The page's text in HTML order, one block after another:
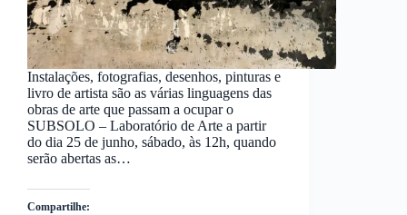
Instalações, fotografias, desenhos, pinturas e
livro de artista são as várias linguagens das
obras de arte que passam a ocupar o
SUBSOLO – Laboratório de Arte a partir
do dia 25 de junho, sábado, às 12h, quando
serão abertas as…
Compartilhe: